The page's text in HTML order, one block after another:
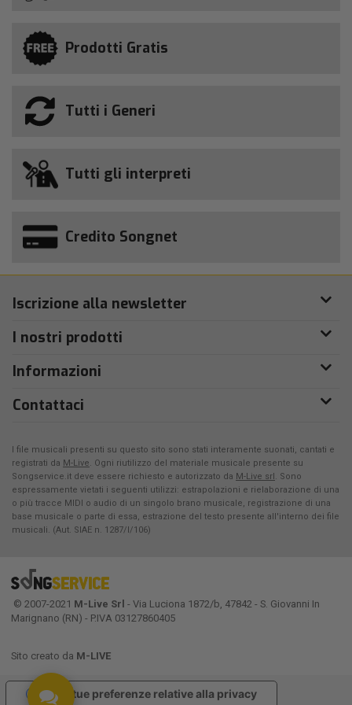
Prodotti Gratis
Tutti i Generi
Tutti gli interpreti
Credito Songnet
Iscrizione alla newsletter
I nostri prodotti
Informazioni
Contattaci
I file musicali presenti su questo sito sono stati interamente suonati, cantati e
registrati da M-Live. Ogni riutilizzo del materiale musicale presente su
Songservice.it deve essere richiesto e autorizzato da M-Live srl. Sono
espressamente vietati i seguenti utilizzi: estrapolazioni e rielaborazione di una
o più tracce MIDI o audio di un singolo brano musicale, registrazione di una
base musicale o parte di essa, estrazione del testo presente all'interno dei file
musicali. (Aut. SIAE n. 1287/I/106)
© 2007-2021 M-Live Srl - Via Luciona 1872/b, 47842 - S. Giovanni In
Marignano (RN) - P.IVA 03127860405
Sito creato da M-LIVE
Le tue preferenze relative alla privacy